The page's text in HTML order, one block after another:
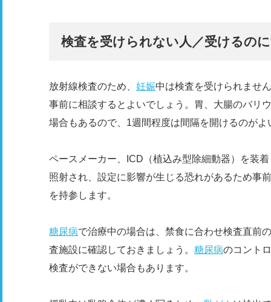
検査を受けられない人／受けるの
放射線検査のため、 妊娠中は検査を受けられませ
事前に相談するとよいでしょう。胃、大腸のバリ
場合もあるので、1週間程度は間隔を開けるのがよ
ペースメーカー、ICD（植込み型除細動器）を装
照射され、設定に影響が生じる恐れがあるため事
を持参します。
糖尿病で治療中の場合は、禁食に合わせ検査直前
査施設に確認しておきましょう。 糖尿病のコント
検査ができない場合もあります。